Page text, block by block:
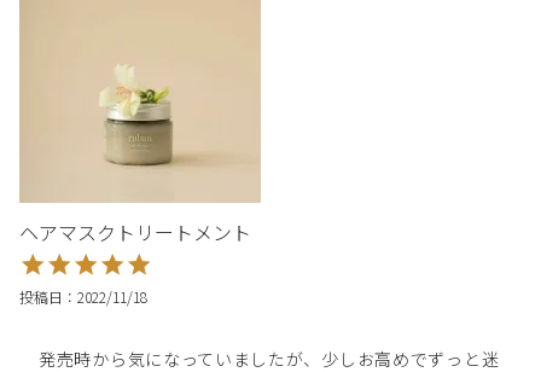
ヘアマスクトリートメント
投稿日 2022/11/18
発売時から気になっていましたが、少しお高めでずっと迷